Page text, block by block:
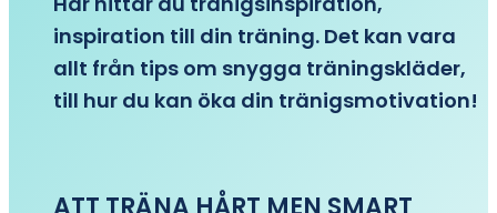
inspiration till din träning. Det kan vara
allt från tips om snygga träningskläder,
till hur du kan öka din tränigsmotivation!